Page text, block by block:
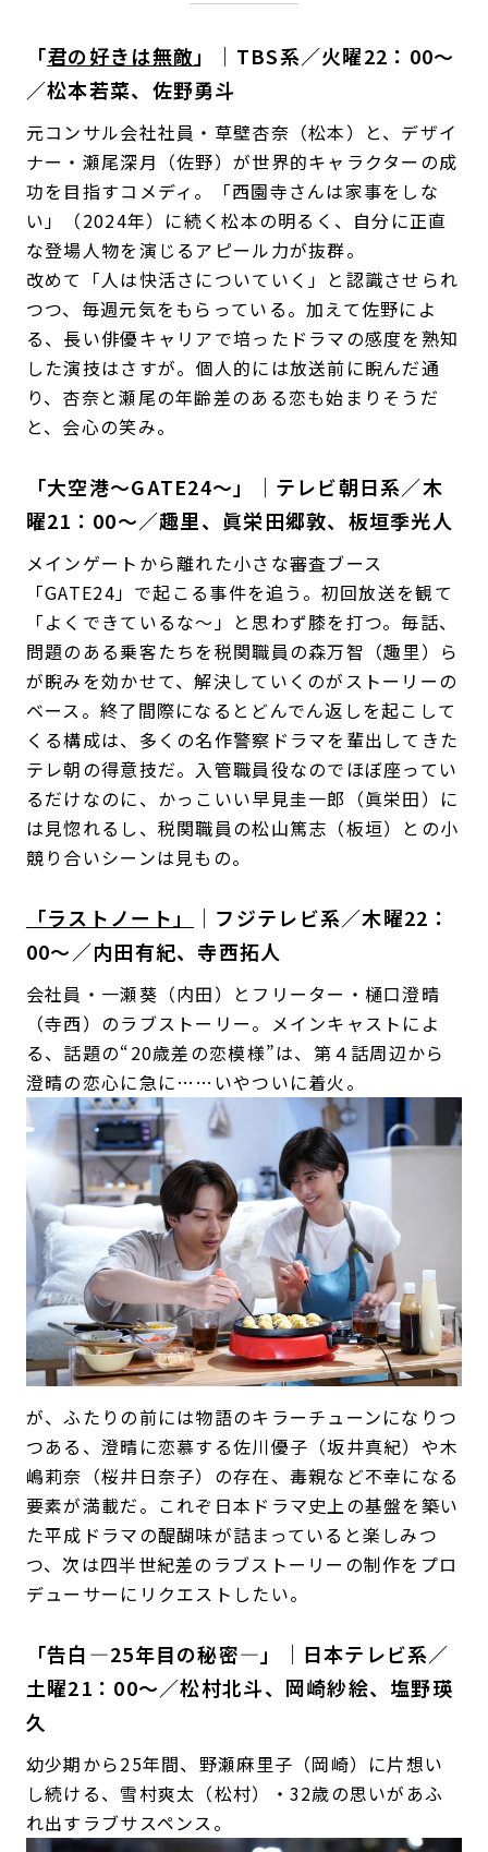
「君の好きは無敵」｜TBS系／火曜22：00〜
／松本若菜、佐野勇斗
元コンサル会社社員・草壁杏奈（松本）と、デザイ
ナー・瀬尾深月（佐野）が世界的キャラクターの成
功を目指すコメディ。「西園寺さんは家事をしな
い」（2024年）に続く松本の明るく、自分に正直
な登場人物を演じるアピール力が抜群。
改めて「人は快活さについていく」と認識させられ
つつ、毎週元気をもらっている。加えて佐野によ
る、長い俳優キャリアで培ったドラマの感度を熟知
した演技はさすが。個人的には放送前に睨んだ通
り、杏奈と瀬尾の年齢差のある恋も始まりそうだ
「大空港〜GATE24〜」｜テレビ朝日系／木
曜21：00〜／趣里、眞栄田郷敦、板垣季光人
メインゲートから離れた小さな審査ブース
「GATE24」で起こる事件を追う。初回放送を観て
「よくできているな〜」と思わず膝を打つ。毎話、
問題のある乗客たちを税関職員の森万智（趣里）ら
が睨みを効かせて、解決していくのがストーリーの
ベース。終了間際になるとどんでん返しを起こして
くる構成は、多くの名作警察ドラマを輩出してきた
テレ朝の得意技だ。入管職員役なのでほぼ座ってい
るだけなのに、かっこいい早見圭一郎（眞栄田）に
は見惚れるし、税関職員の松山篤志（板垣）との小
「ラストノート」 ｜フジテレビ系／木曜22：
00〜／内田有紀、寺西拓人
会社員・一瀬葵（内田）とフリーター・樋口澄晴
（寺西）のラブストーリー。メインキャストによ
る、話題の“20歳差の恋模様”は、第４話周辺から
澄晴の恋心に急に……いやついに着火。
が、ふたりの前には物語のキラーチューンになりつ
つある、澄晴に恋慕する佐川優子（坂井真紀）や木
嶋莉奈（桜井日奈子）の存在、毒親など不幸になる
要素が満載だ。これぞ日本ドラマ史上の基盤を築い
た平成ドラマの醍醐味が詰まっていると楽しみつ
つ、次は四半世紀差のラブストーリーの制作をプロ
「告白—25年目の秘密—」｜日本テレビ系／
土曜21：00〜／松村北斗、岡崎紗絵、塩野瑛
久
幼少期から25年間、野瀬麻里子（岡崎）に片想い
し続ける、雪村爽太（松村）・32歳の思いがあふ